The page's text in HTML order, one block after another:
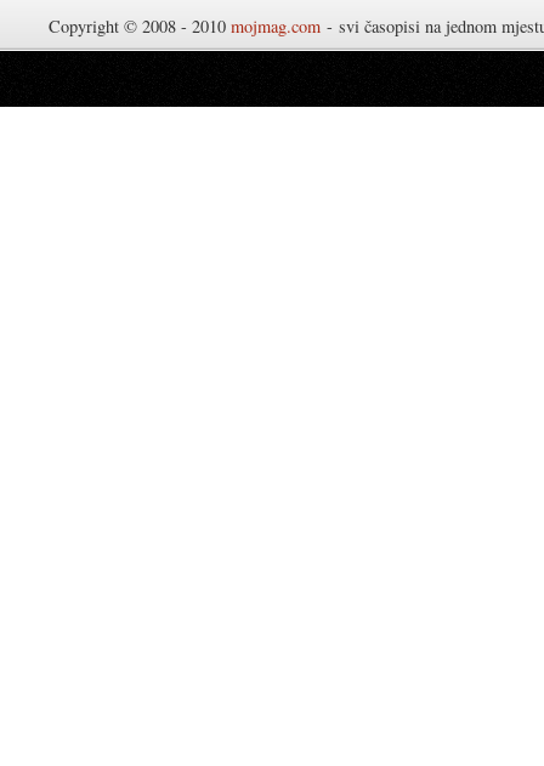
Copyright © 2008 - 2010 mojmag.com - svi časopisi na jednom